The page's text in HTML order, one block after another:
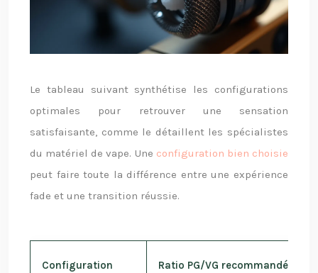
Le tableau suivant synthétise les configurations
optimales pour retrouver une sensation
satisfaisante, comme le détaillent les spécialistes
du matériel de vape. Une configuration bien choisie
peut faire toute la différence entre une expérience
fade et une transition réussie.
Configuration Ratio PG/VG recommandé